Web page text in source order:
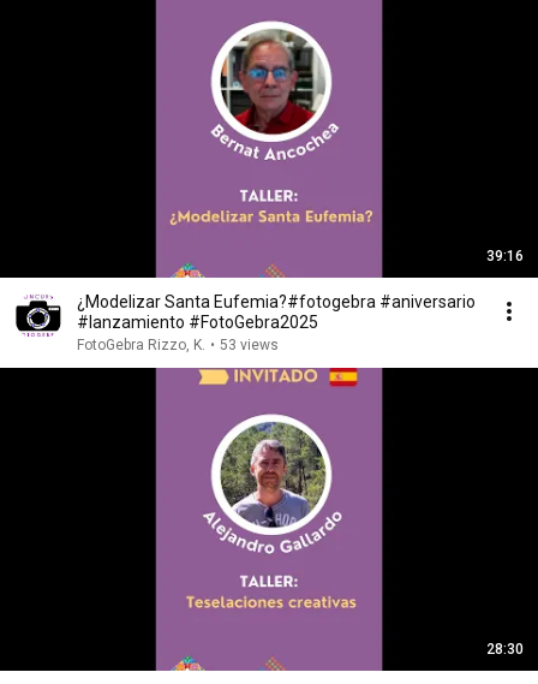
39:16
¿Modelizar Santa Eufemia?#fotogebra #aniversario
#lanzamiento #FotoGebra2025
FotoGebra Rizzo, K. • 53 views
28:30